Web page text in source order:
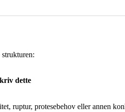
dette
ruptur, protesebehov eller annen